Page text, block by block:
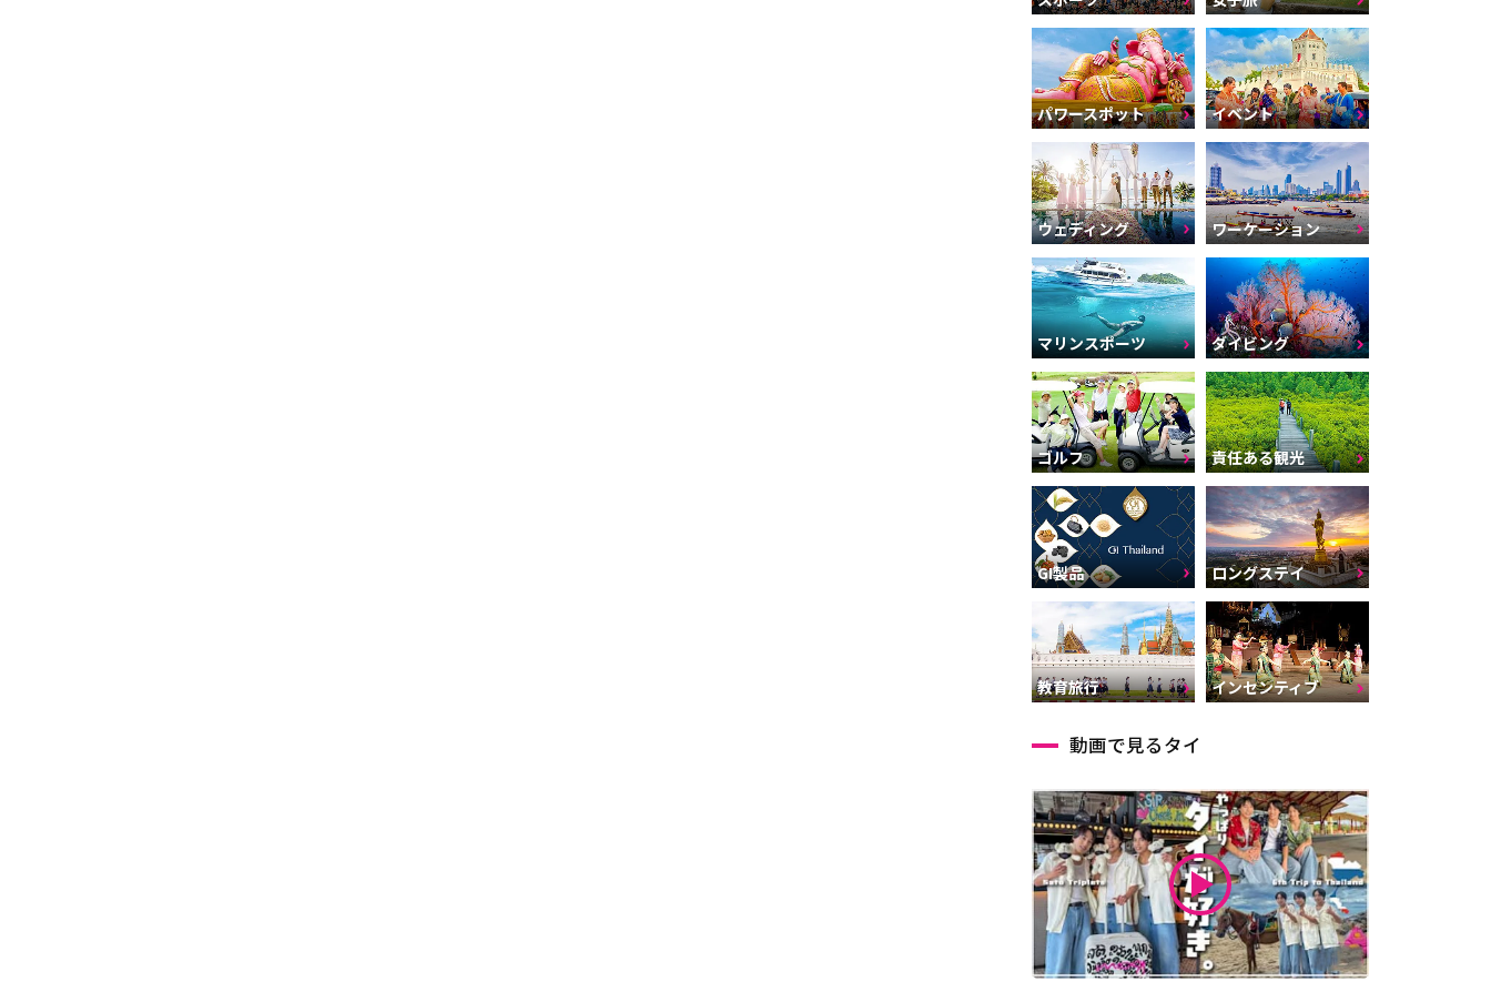
パワースポット イベント
ウェディング ワーケーション
マリンスポーツ ダイビング
ゴルフ 責任ある観光
GI製品 ロングステイ
教育旅行 インセンティブ
動画で見るタイ